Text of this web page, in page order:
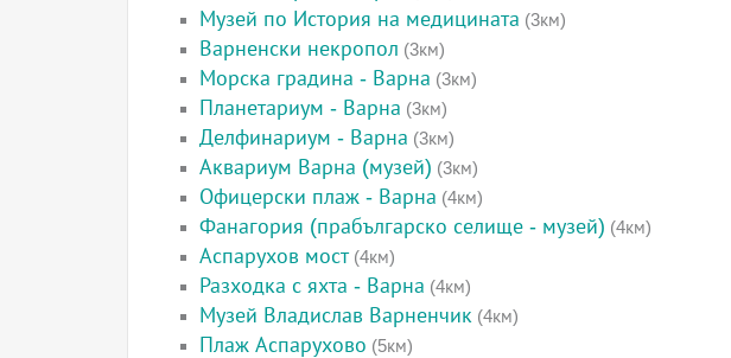
Музей по История на медицината (3км)
Варненски некропол (3км)
Морска градина - Варна (3км)
Планетариум - Варна (3км)
Делфинариум - Варна (3км)
Аквариум Варна (музей) (3км)
Офицерски плаж - Варна (4км)
Фанагория (прабългарско селище - музей) (4км)
Аспарухов мост(4км)
Разходка с яхта - Варна (4км)
Музей Владислав Варненчик (4км)
Плаж Аспарухово (5км)